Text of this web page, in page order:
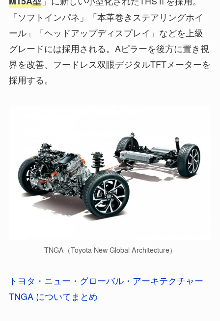
「ソフトインパネ」「本革巻きステアリングホイ
ール」「ヘッドアップディスプレイ」などを上級
グレードには採用される。Aピラーを後方に置き視
界を改善、フードレス双眼デジタルTFTメーターを
採用する。
TNGA（Toyota New Global Architecture）
トヨタ・ニュー・グローバル・アーキテクチャー
TNGA についてまとめ